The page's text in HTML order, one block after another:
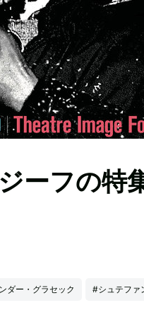
ーフの特
ダー・グラセック #シュテファ